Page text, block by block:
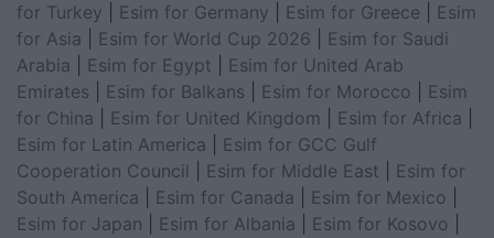
for Turkey
Esim for Germany Esim for Greece
Esim
for Asia
Esim for World Cup 2026
Esim for Saudi
Arabia
Esim for Egypt
Esim for United Arab
Emirates
Esim for Balkans Esim for Morocco
Esim
for China
Esim for United Kingdom Esim for Africa
Esim for Latin America
Esim for GCC Gulf
Cooperation Council
Esim for Middle East
Esim for
South America
Esim for Canada Esim for Mexico
Esim for Japan
Esim for Albania Esim for Kosovo